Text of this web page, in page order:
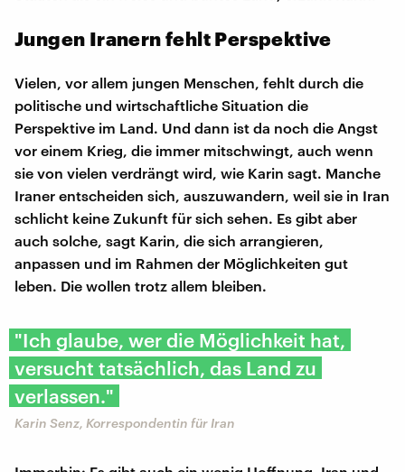
Jungen Iranern fehlt Perspektive
Vielen, vor allem jungen Menschen, fehlt durch die
politische und wirtschaftliche Situation die
Perspektive im Land. Und dann ist da noch die Angst
vor einem Krieg, die immer mitschwingt, auch wenn
sie von vielen verdrängt wird, wie Karin sagt. Manche
Iraner entscheiden sich, auszuwandern, weil sie in Iran
schlicht keine Zukunft für sich sehen. Es gibt aber
auch solche, sagt Karin, die sich arrangieren,
anpassen und im Rahmen der Möglichkeiten gut
leben. Die wollen trotz allem bleiben.
"Ich glaube, wer die Möglichkeit hat,
versucht tatsächlich, das Land zu
verlassen."
Karin Senz, Korrespondentin für Iran